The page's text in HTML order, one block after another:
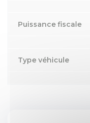
Puissance fiscale
Type véhicule